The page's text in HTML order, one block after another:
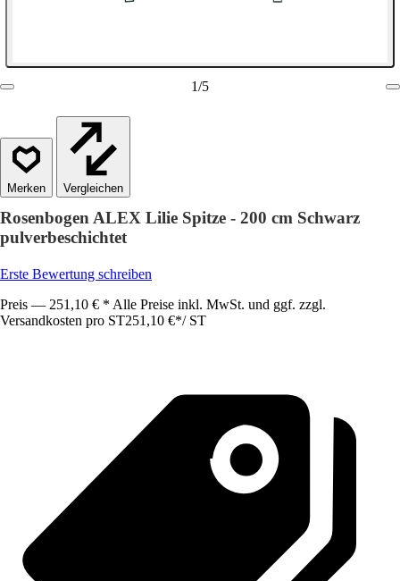
1/5
Vergleichen
Rosenbogen ALEX Lilie Spitze - 200 cm Schwarz
pulverbeschichtet
Erste Bewertung schreiben
Preis — 251,10 € * Alle Preise inkl. MwSt. und ggf. zzgl.
Versandkosten pro ST251,10 €*/ ST